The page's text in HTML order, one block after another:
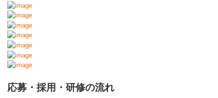
応募・採用・研修の流れ